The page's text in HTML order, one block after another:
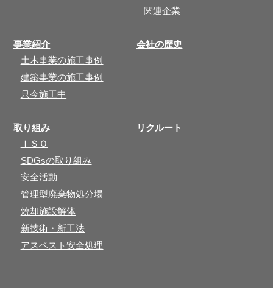
関連企業
事業紹介
土木事業の施工事例
建築事業の施工事例
只今施工中
会社の歴史
取り組み
ＩＳＯ
SDGsの取り組み
安全活動
管理型廃棄物処分場
焼却施設解体
新技術・新工法
アスベスト安全処理
リクルート